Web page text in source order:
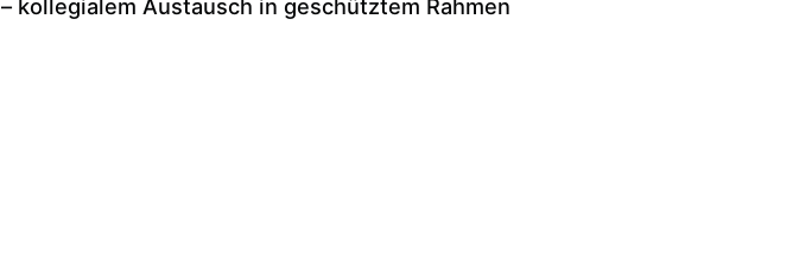
– kollegialem Austausch in geschütztem Rahmen